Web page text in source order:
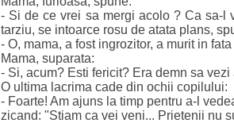
- Si de ce vrei sa mergi acolo ? Ca sa-l
tarziu, se intoarce rosu de atata plans,
- O, mama, a fost ingrozitor, a murit in fata
Mama, suparata:
- Si, acum? Esti fericit? Era demn sa
O ultima lacrima cade din ochii copilului:
- Foarte! Am ajuns la timp pentru a-l
zicand: "Stiam ca vei veni... Prietenii nu